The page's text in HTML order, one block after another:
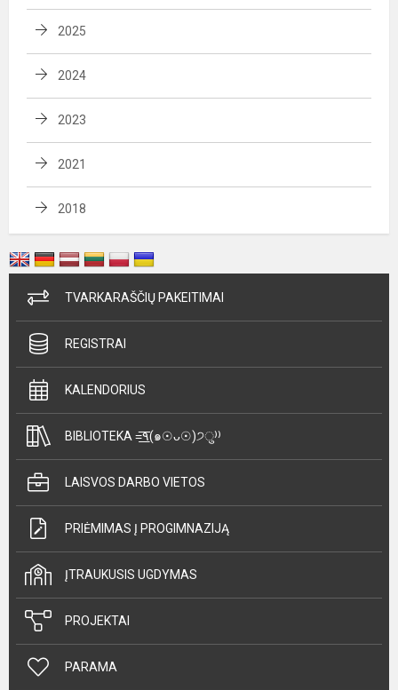
2025
2024
2023
2021
2018
TVARKARAŠČIŲ PAKEITIMAI
REGISTRAI
KALENDORIUS
BIBLIOTEKA =͟͟͞͞٩(๑☉ᴗ☉)੭ु⁾⁾
LAISVOS DARBO VIETOS
PRIĖMIMAS Į PROGIMNAZIJĄ
ĮTRAUKUSIS UGDYMAS
PROJEKTAI
PARAMA